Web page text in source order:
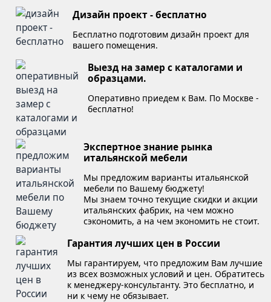
Дизайн проект - бесплатно
Бесплатно подготовим дизайн проект для
вашего помещения.
Выезд на замер с каталогами и
образцами.
Оперативно приедем к Вам. По Москве -
бесплатно!
Экспертное знание рынка
итальянской мебели
Мы предложим варианты итальянской
мебели по Вашему бюджету!
Мы знаем точно текущие скидки и акции
итальянских фабрик, на чем можно
сэкономить, а на чем экономить не стоит.
Гарантия лучших цен в России
Мы гарантируем, что предложим Вам лучшие
из всех возможных условий и цен. Обратитесь
к менеджеру-консультанту. Это бесплатно, и
ни к чему не обязывает.